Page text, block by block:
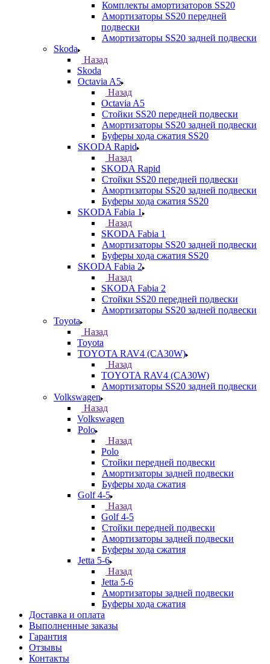
Комплекты амортизаторов SS20
Амортизаторы SS20 передней
подвески
Амортизаторы SS20 задней подвески
Skoda
Назад
Skoda
Octavia A5
Назад
Octavia A5
Стойки SS20 передней подвески
Амортизаторы SS20 задней подвески
Буферы хода сжатия SS20
SKODA Rapid
Назад
SKODA Rapid
Стойки SS20 передней подвески
Амортизаторы SS20 задней подвески
Буферы хода сжатия SS20
SKODA Fabia 1
Назад
SKODA Fabia 1
Амортизаторы SS20 задней подвески
Буферы хода сжатия SS20
SKODA Fabia 2
Назад
SKODA Fabia 2
Стойки SS20 передней подвески
Амортизаторы SS20 задней подвески
Toyota
Назад
Toyota
TOYOTA RAV4 (CA30W)
Назад
TOYOTA RAV4 (CA30W)
Амортизаторы SS20 задней подвески
Volkswagen
Назад
Volkswagen
Polo
Назад
Polo
Стойки передней подвески
Амортизаторы задней подвески
Буферы хода сжатия
Golf 4-5
Назад
Golf 4-5
Стойки передней подвески
Амортизаторы задней подвески
Буферы хода сжатия
Jetta 5-6
Назад
Jetta 5-6
Амортизаторы задней подвески
Буферы хода сжатия
Доставка и оплата
Выполненные заказы
Гарантия
Отзывы
Контакты